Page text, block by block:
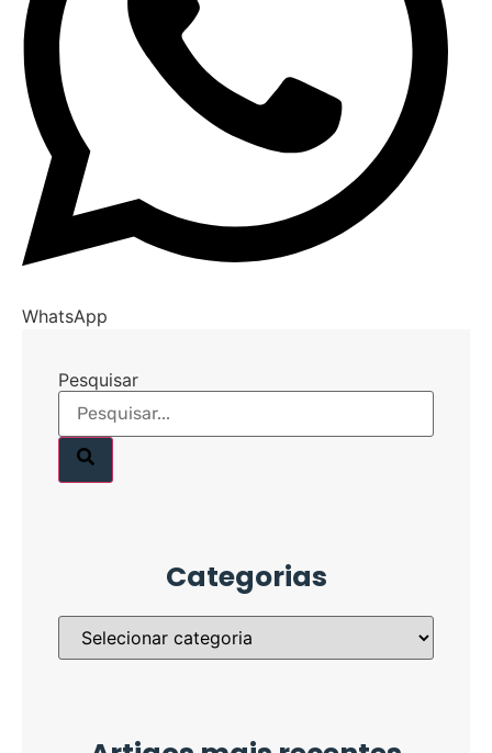
WhatsApp
Pesquisar
Categorias